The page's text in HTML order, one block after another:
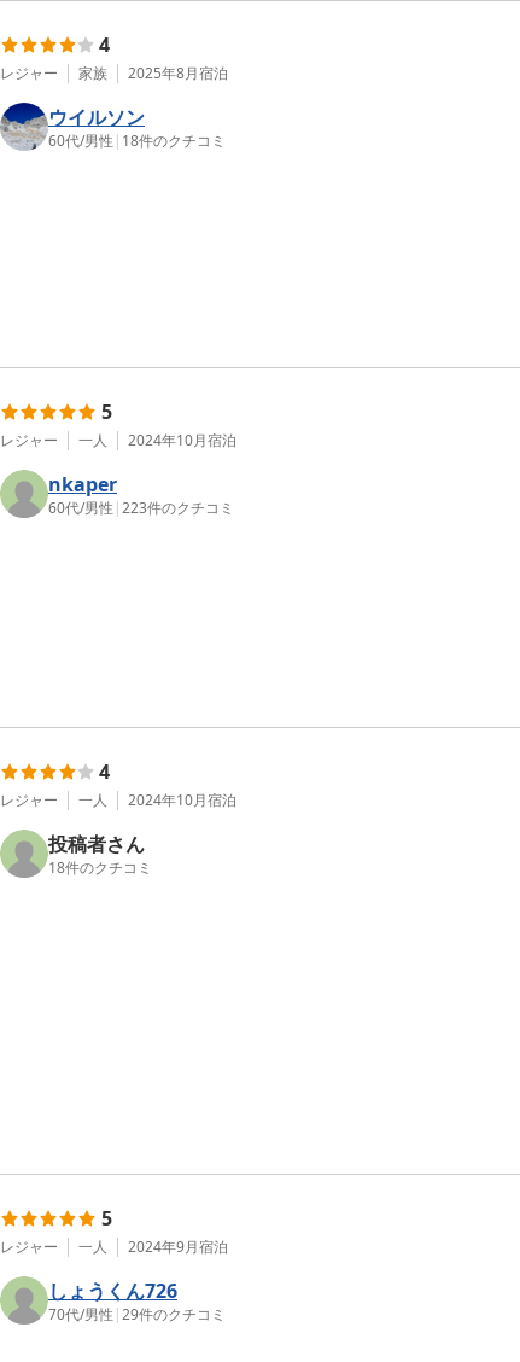
4
レジャー 家族 2025年8月宿泊
ウイルソン
60代/男性 | 18件のクチコミ
5
レジャー 一人 2024年10月宿泊
nkaper
60代/男性 |223件のクチコミ
4
レジャー 一人 2024年10月宿泊
投稿者さん
18件のクチコミ
5
レジャー 一人 2024年9月宿泊
しょうくん726
70代/男性 |29件のクチコミ